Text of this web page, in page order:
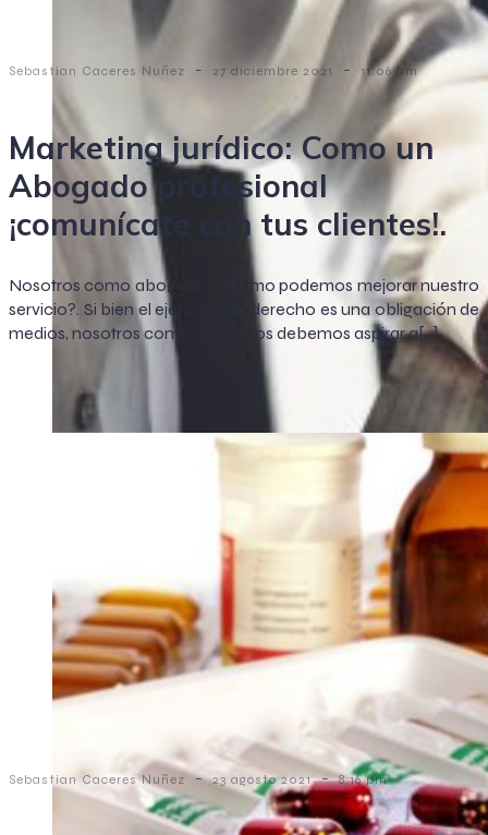
Sebastian Caceres Nuñez - 27 diciembre 2021 - 11:06 am
Marketing jurídico: Como un
Abogado profesional
¡comunícate con tus clientes!.
Nosotros como abogados ¿Cómo podemos mejorar nuestro
servicio?. Si bien el ejercicio del derecho es una obligación de
medios, nosotros como abogados debemos aspirar a[…]
Sebastian Caceres Nuñez - 23 agosto 2021 - 8:16 pm